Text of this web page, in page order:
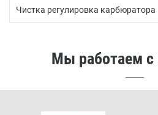
Чистка регулировка карбюратора
Мы работаем с